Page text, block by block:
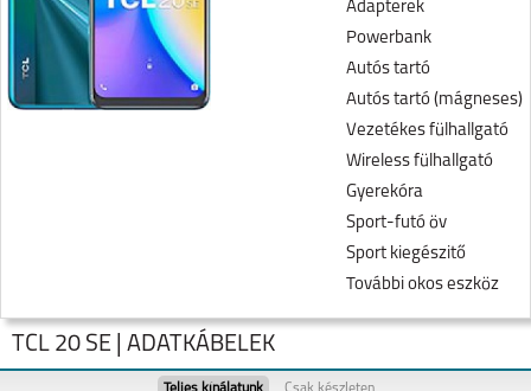
Adapterek
Powerbank
Autós tartó
Autós tartó (mágneses)
Vezetékes fülhallgató
Wireless fülhallgató
Gyerekóra
Sport-futó öv
Sport kiegészitő
További okos eszköz
TCL 20 SE | ADATKÁBELEK